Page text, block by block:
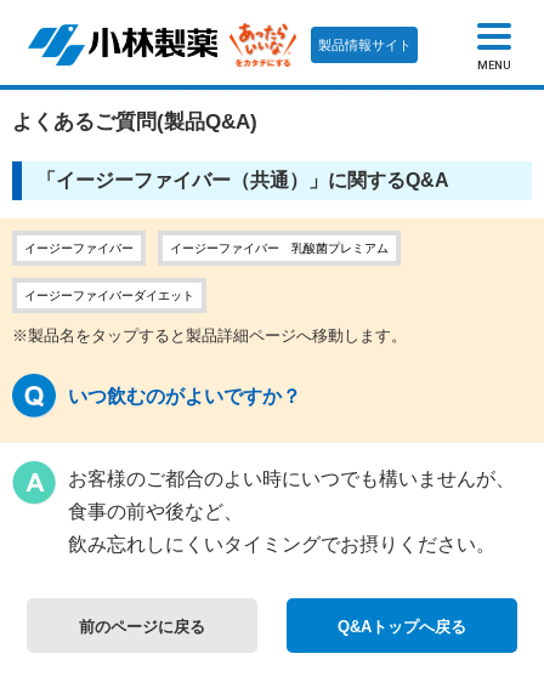
製品情報サイト
MENU
よくあるご質問(製品Q&A)
「イージーファイバー（共通）」に関するQ&A
イージーファイバー イージーファイバー 乳酸菌プレミアム
イージーファイバーダイエット
※製品名をタップすると製品詳細ページへ移動します。
いつ飲むのがよいですか？
お客様のご都合のよい時にいつでも構いませんが、
食事の前や後など、
飲み忘れしにくいタイミングでお摂りください。
前のページに戻る Q&Aトップへ戻る